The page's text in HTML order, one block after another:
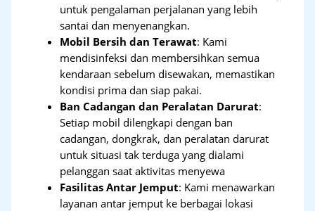
untuk pengalaman perjalanan yang lebih
santai dan menyenangkan.
Mobil Bersih dan Terawat: Kami
mendisinfeksi dan membersihkan semua
kendaraan sebelum disewakan, memastikan
kondisi prima dan siap pakai.
Ban Cadangan dan Peralatan Darurat:
Setiap mobil dilengkapi dengan ban
cadangan, dongkrak, dan peralatan darurat
untuk situasi tak terduga yang dialami
pelanggan saat aktivitas menyewa
Fasilitas Antar Jemput: Kami menawarkan
layanan antar jemput ke berbagai lokasi